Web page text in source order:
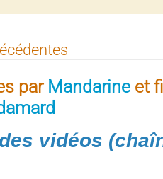
par Mandarine et
vidéos